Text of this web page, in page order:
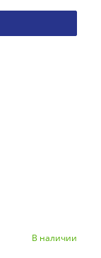
В наличии